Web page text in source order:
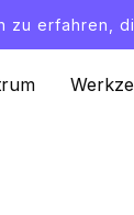
zu erfahren,